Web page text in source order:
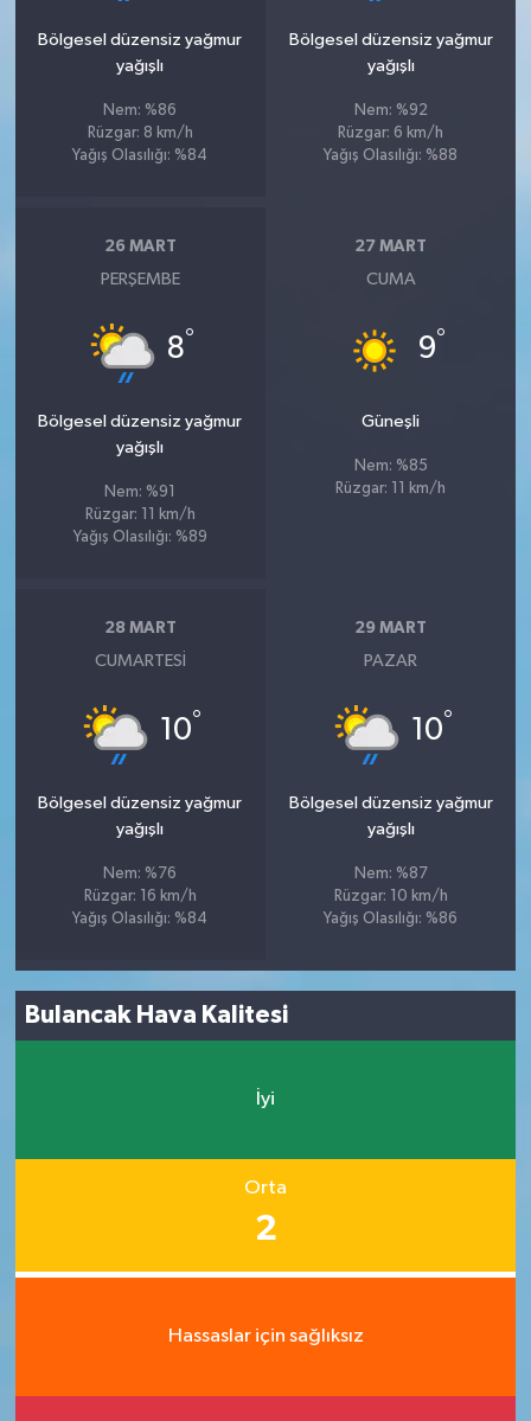
Bölgesel düzensiz yağmur
yağışlı
Nem: %86
Rüzgar: 8 km/h
Yağış Olasılığı: %84
Bölgesel düzensiz yağmur
yağışlı
Nem: %92
Rüzgar: 6 km/h
Yağış Olasılığı: %88
26 MART
PERŞEMBE
8°
Bölgesel düzensiz yağmur
yağışlı
Nem: %91
Rüzgar: 11 km/h
Yağış Olasılığı: %89
27 MART
CUMA
9°
Güneşli
Nem: %85
Rüzgar: 11 km/h
28 MART
CUMARTESI
10°
Bölgesel düzensiz yağmur
yağışlı
Nem: %76
Rüzgar: 16 km/h
Yağış Olasılığı: %84
29 MART
PAZAR
10°
Bölgesel düzensiz yağmur
yağışlı
Nem: %87
Rüzgar: 10 km/h
Yağış Olasılığı: %86
Bulancak Hava Kalitesi
İyi
Orta
2
Hassaslar için sağlıksız